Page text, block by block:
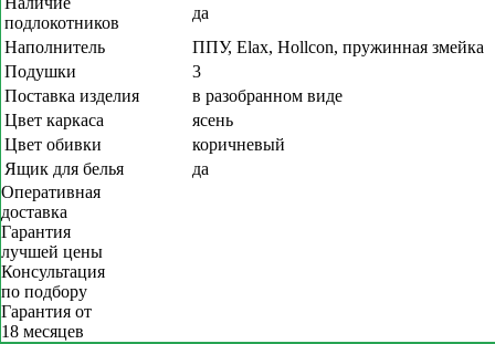
подлокотников
да
Наполнитель
ППУ, Elax, Hollcon, пружинная змейка
Подушки
3
Поставка изделия
в разобранном виде
Цвет каркаса
ясень
Цвет обивки
коричневый
Ящик для белья
да
Оперативная
доставка
Гарантия
лучшей цены
Консультация
по подбору
Гарантия от
18 месяцев